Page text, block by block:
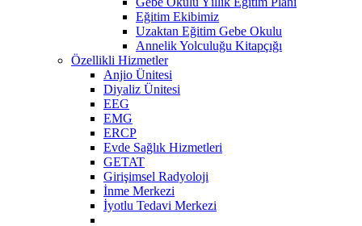
Eğitim Ekibimiz
Uzaktan Eğitim Gebe Okulu
Annelik Yolculuğu Kitapçığı
Özellikli Hizmetler
Anjio Ünitesi
Diyaliz Ünitesi
EEG
EMG
ERCP
Evde Sağlık Hizmetleri
GETAT
Girişimsel Radyoloji
İnme Merkezi
İyotlu Tedavi Merkezi